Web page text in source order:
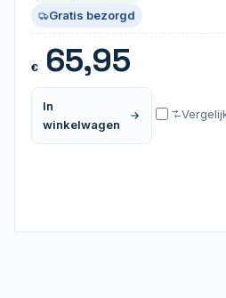
Gratis bezorgd
€65,95
In
winkelwagen